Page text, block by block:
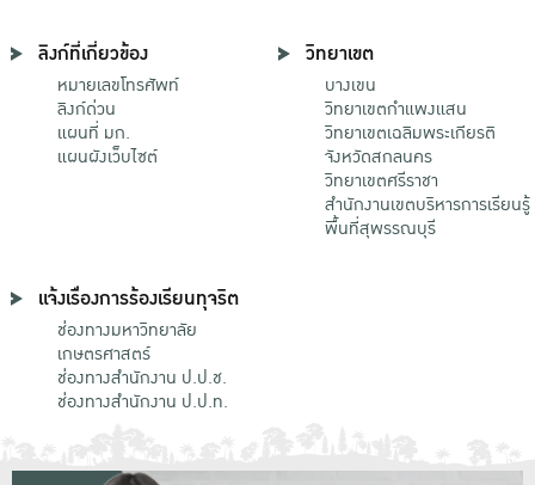
ลิงก์ที่เกี่ยวข้อง
หมายเลขโทรศัพท์
ลิงก์ด่วน
แผนที่ มก.
แผนผังเว็บไซต์
วิทยาเขต
บางเขน
วิทยาเขตกําแพงแสน
วิทยาเขตเฉลิมพระเกียรติ
จังหวัดสกลนคร
วิทยาเขตศรีราชา
สำนักงานเขตบริหารการเรียนรู้
พื้นที่สุพรรณบุรี
แจ้งเรื่องการร้องเรียนทุจริต
ช่องทางมหาวิทยาลัย
เกษตรศาสตร์
ช่องทางสำนักงาน ป.ป.ช.
ช่องทางสำนักงาน ป.ป.ท.